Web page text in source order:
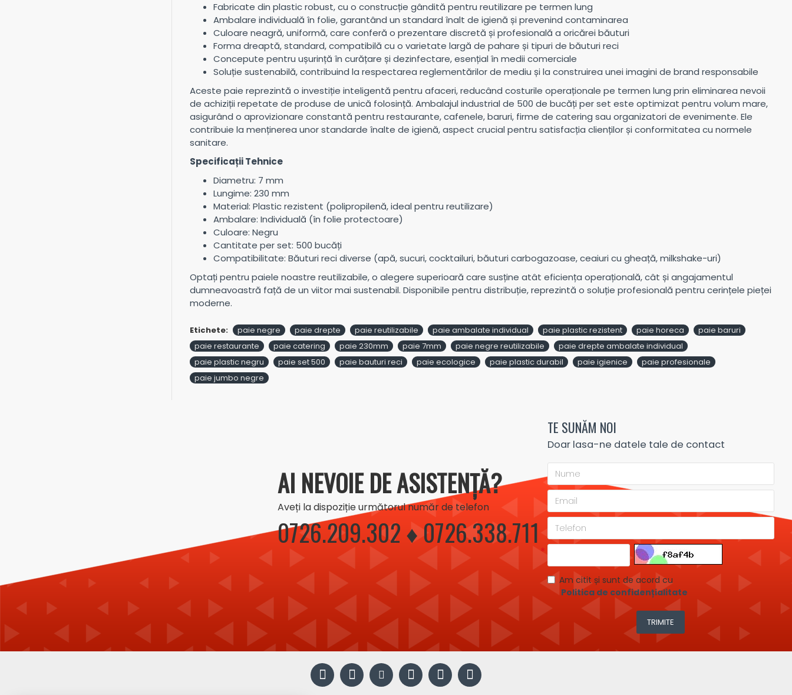
Fabricate din plastic robust, cu o construcție gândită pentru reutilizare pe termen lung
Ambalare individuală în folie, garantând un standard înalt de igienă și prevenind contaminarea
Culoare neagră, uniformă, care conferă o prezentare discretă și profesională a oricărei băuturi
Forma dreaptă, standard, compatibilă cu o varietate largă de pahare și tipuri de băuturi reci
Concepute pentru ușurință în curățare și dezinfectare, esențial în medii comerciale
Soluție sustenabilă, contribuind la respectarea reglementărilor de mediu și la construirea unei imagini de brand responsabile
Aceste paie reprezintă o investiție inteligentă pentru afaceri, reducând costurile operaționale pe termen lung prin eliminarea nevoii
de achiziții repetate de produse de unică folosință. Ambalajul industrial de 500 de bucăți per set este optimizat pentru volum mare,
asigurând o aprovizionare constantă pentru restaurante, cafenele, baruri, firme de catering sau organizatori de evenimente. Ele
contribuie la menținerea unor standarde înalte de igienă, aspect crucial pentru satisfacția clienților și conformitatea cu normele
sanitare.
Specificații Tehnice
Diametru: 7 mm
Lungime: 230 mm
Material: Plastic rezistent (polipropilenă, ideal pentru reutilizare)
Ambalare: Individuală (în folie protectoare)
Culoare: Negru
Cantitate per set: 500 bucăți
Compatibilitate: Băuturi reci diverse (apă, sucuri, cocktailuri, băuturi carbogazoase, ceaiuri cu gheață, milkshake-uri)
Optați pentru paiele noastre reutilizabile, o alegere superioară care susține atât eficiența operațională, cât și angajamentul
dumneavoastră față de un viitor mai sustenabil. Disponibile pentru distribuție, reprezintă o soluție profesională pentru cerințele pieței
moderne.
Etichete: paie negre paie drepte paie reutilizabile paie ambalate individual paie plastic rezistent paie horeca
paie baruri
paie restaurante
paie catering paie 230mm paie 7mm paie negre reutilizabile
paie drepte ambalate individual
paie plastic negru
paie set 500 paie bauturi reci paie ecologice paie plastic durabil paie igienice
paie profesionale
paie jumbo negre
AI NEVOIE DE ASISTENȚĂ?
Aveți la dispoziție următorul număr de telefon
0726.209.302 ♦ 0726.338.711
TE SUNĂM NOI
Doar lasa-ne datele tale de contact
Am citit și sunt de acord cu
Politica de confidențialitate
TRIMITE